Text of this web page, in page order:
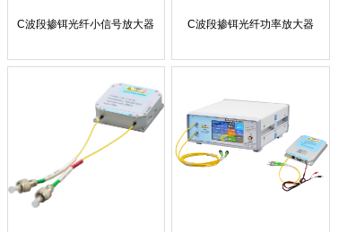
C波段掺铒光纤小信号放大器 C波段掺铒光纤功率放大器